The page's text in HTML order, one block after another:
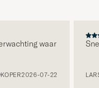
waar
2026-07-22 LARS K